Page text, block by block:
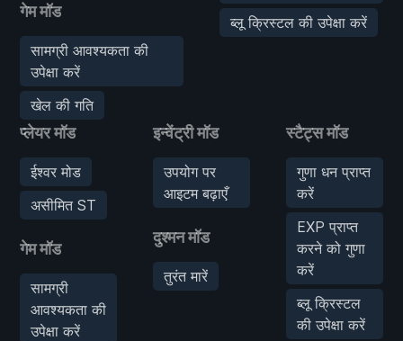
गेम मॉड
सामग्री आवश्यकता की
उपेक्षा करें
खेल की गति
ब्लू क्रिस्टल की उपेक्षा करें
प्लेयर मॉड
ईश्वर मोड
असीमित ST
गेम मॉड
सामग्री
आवश्यकता की
उपेक्षा करें
इन्वेंट्री मॉड
उपयोग पर
आइटम बढ़ाएँ
दुश्मन मॉड
तुरंत मारें
स्टैट्स मॉड
गुणा धन प्राप्त
करें
EXP प्राप्त
करने को गुणा
करें
ब्लू क्रिस्टल
की उपेक्षा करें